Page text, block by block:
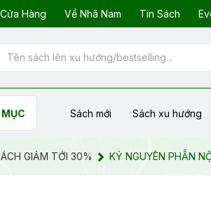
Hàng Về Nhã Nam Tin Sách
Sách mới Sách xu hướng
GIẢM TỚI 30% KỶ NGUYÊN PHẪN